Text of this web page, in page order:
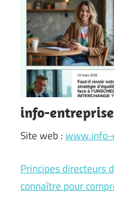
info-
Site web :
Principes directeurs
connaître pour